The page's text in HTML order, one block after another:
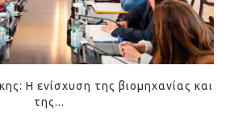
Η ενίσχυση της βιομηχανίας και
της...